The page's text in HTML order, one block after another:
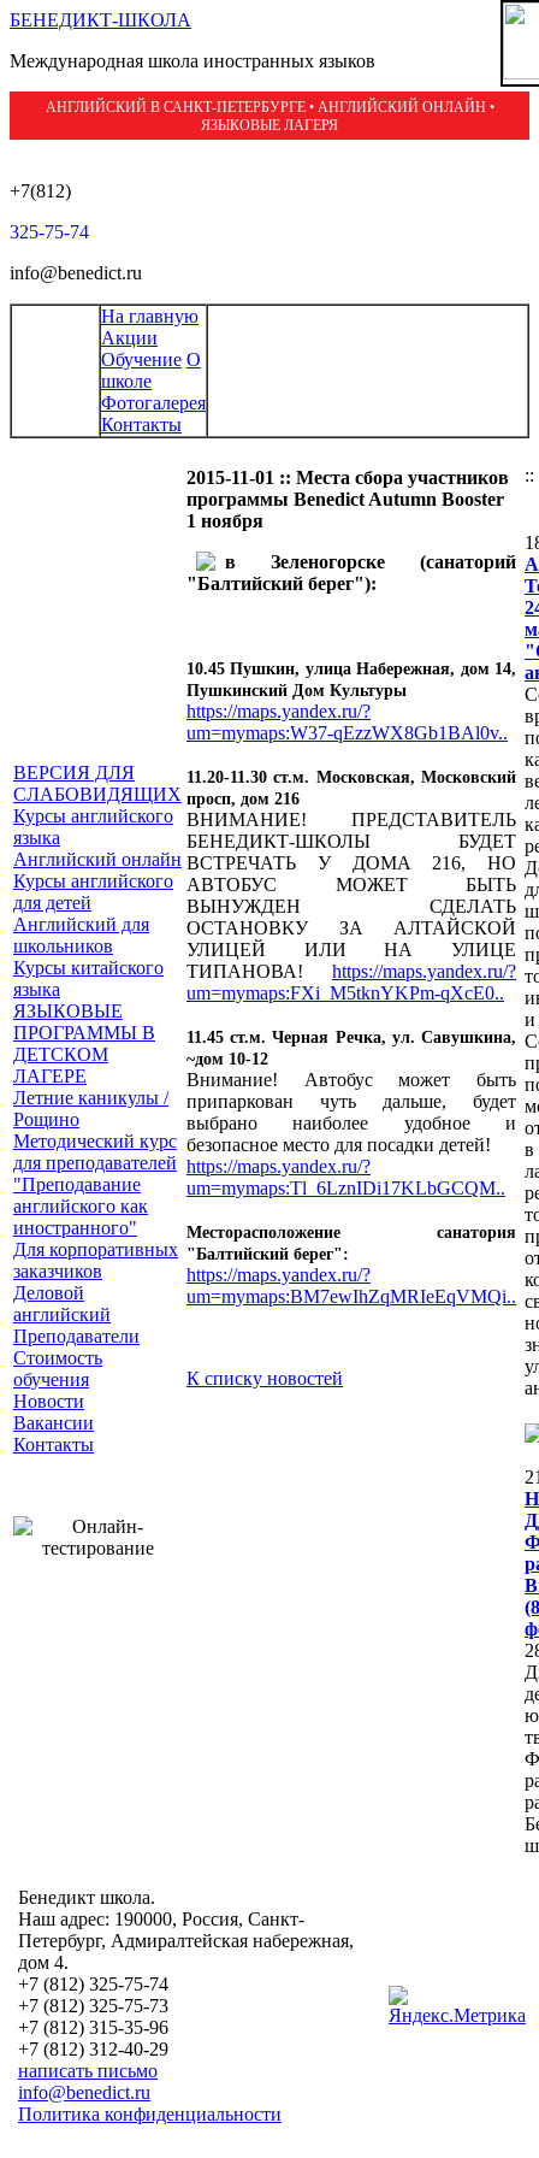
БЕНЕДИКТ-ШКОЛА
Международная школа иностранных языков
АНГЛИЙСКИЙ В САНКТ-ПЕТЕРБУРГЕ • АНГЛИЙСКИЙ ОНЛАЙН •
ЯЗЫКОВЫЕ ЛАГЕРЯ
+7(812)
325-75-74
info@benedict.ru
На главную
Акции
Обучение О
школе
Фотогалерея
Контакты
ВЕРСИЯ ДЛЯ
СЛАБОВИДЯЩИХ
Курсы английского
языка
Английский онлайн
Курсы английского
для детей
Английский для
школьников
Курсы китайского
языка
ЯЗЫКОВЫЕ
ПРОГРАММЫ В
ДЕТСКОМ
ЛАГЕРЕ
Летние каникулы /
Рощино
Методический курс
для преподавателей
"Преподавание
английского как
иностранного"
Для корпоративных
заказчиков
Деловой
английский
Преподаватели
Стоимость
обучения
Новости
Вакансии
Контакты
2015-11-01 :: Места сбора участников
программы Benedict Autumn Booster
1 ноября
в Зеленогорске (санаторий
"Балтийский берег"):
10.45 Пушкин, улица Набережная, дом 14,
Пушкинский Дом Культуры
https://maps.yandex.ru/?
um=mymaps:W37-qEzzWX8Gb1BAl0v..
11.20-11.30 ст.м. Московская, Московский
просп, дом 216
ВНИМАНИЕ! ПРЕДСТАВИТЕЛЬ
БЕНЕДИКТ-ШКОЛЫ БУДЕТ
ВСТРЕЧАТЬ У ДОМА 216, НО
АВТОБУС МОЖЕТ БЫТЬ
ВЫНУЖДЕН СДЕЛАТЬ
ОСТАНОВКУ ЗА АЛТАЙСКОЙ
УЛИЦЕЙ ИЛИ НА УЛИЦЕ
ТИПАНОВА! https://maps.yandex.ru/?
um=mymaps:FXi_M5tknYKPm-qXcE0..
11.45 ст.м. Черная Речка, ул. Савушкина,
~дом 10-12
Внимание! Автобус может быть
припаркован чуть дальше, будет
выбрано наиболее удобное и
безопасное место для посадки детей!
https://maps.yandex.ru/?
um=mymaps:Tl_6LznIDi17KLbGCQM..
Месторасположение санатория
"Балтийский берег":
https://maps.yandex.ru/?
um=mymaps:BM7ewIhZqMRIeEqVMQi..
К списку новостей
::
Бенедикт школа.
Наш адрес: 190000, Россия, Санкт-
Петербург, Адмиралтейская набережная,
дом 4.
+7 (812) 325-75-74
+7 (812) 325-75-73
+7 (812) 315-35-96
+7 (812) 312-40-29
написать письмо
info@benedict.ru
Политика конфиденциальности